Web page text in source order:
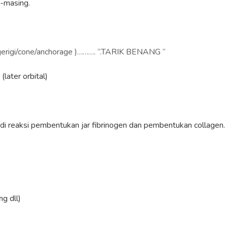
cone/anchorage )………. “.TARIK BENANG “
(later orbital)
reaksi pembentukan jar fibrinogen dan pembentukan collagen.
dll)